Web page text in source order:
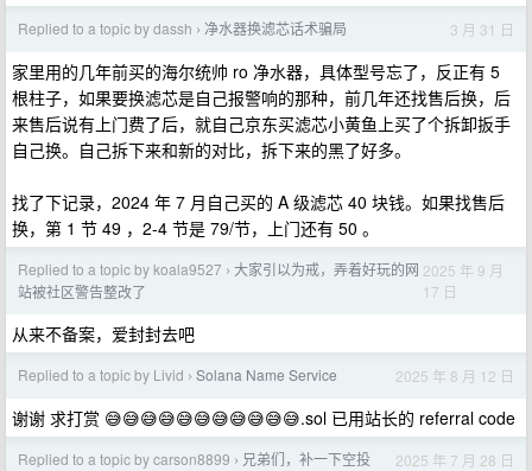
Replied to a topic by dassh › 净水器换滤芯话术骗局 3 月 31 日
家里用的几年前买的海尔统帅 ro 净水器，具体型号忘了，反正有 5
根柱子，如果要换滤芯是自己报警响的那种，前几年还找售后换，后
来售后说有上门费了后，就自己京东买滤芯小黄鱼上买了个拆卸扳手
自己换。自己拆下来和新的对比，拆下来的黑了好多。
找了下记录，2024 年 7 月自己买的 A 级滤芯 40 块钱。如果找售后
换，第 1 节 49 ，2-4 节是 79/节，上门还有 50 。
Replied to a topic by koala9527 › 大家引以为戒，弄着好玩的网
站被社区警告整改了
2025 年 9 月
17 日
从来不备案，爱封封去吧
Replied to a topic by Livid › Solana Name Service 2025 年 8 月 12 日
谢谢 求打赏 😅😅😅😅😅😅😅😅😅😅😅.sol 已用站长的 referral code
Replied to a topic by carson8899 › 兄弟们，补一下空投 2025 年 7 月 28 日